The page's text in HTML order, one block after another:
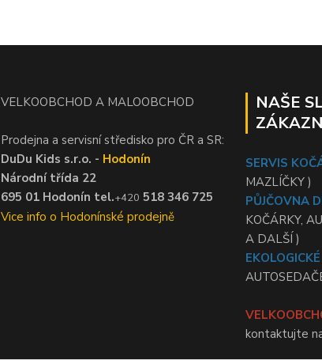
VELKOOBCHOD A MALOOBCHOD
Prodejna a servisní středisko pro ČR a SR:
DuDu Kids s.r.o. - Hodonín
Národní třída 22
695 01 Hodonín tel.+420 518 346 725
Vice info o Hodonínské prodejně
NAŠE
SERVIS
MAZLÍČKY )
PŮJČOVNA
KOČÁRKY,
A DALŠÍ )
kontaktujte